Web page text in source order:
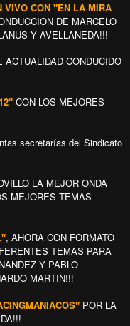
VIVO CON "EN LA MIRA
DE MARCELO
Y AVELLANEDA!!!
CONDUCIDO
CON LOS MEJORES
secretarías del Sindicato
LA MEJOR ONDA
MEJORES TEMAS
, AHORA CON FORMATO
TEMAS PARA
Y PABLO
MARTIN!!!
POR LA